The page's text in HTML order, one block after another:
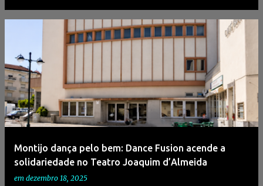
Montijo dança pelo bem: Dance Fusion acende a
solidariedade no Teatro Joaquim d’Almeida
em dezembro 18, 2025